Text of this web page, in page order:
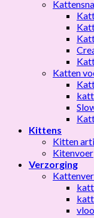
Katten
Kittens
Kitten
Kitenvoer
Verzorging